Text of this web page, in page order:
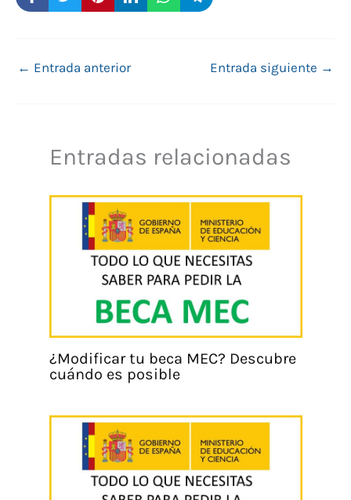
← Entrada anterior Entrada siguiente →
Entradas relacionadas
¿Modificar tu beca MEC? Descubre
cuándo es posible